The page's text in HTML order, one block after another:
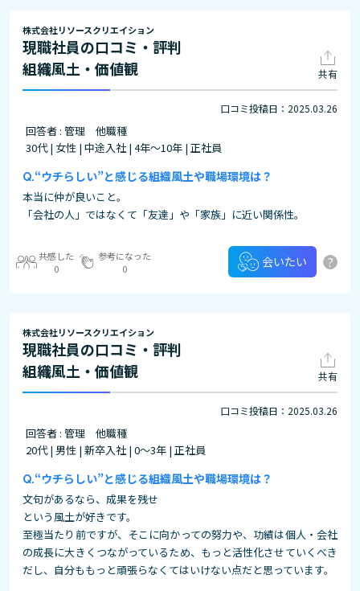
株式会社リソースクリエイション
現職社員の口コミ・評判
組織風土・価値観
共有
口コミ投稿日：2025.03.26
回答者 : 管理 他職種
30代 | 女性 | 中途入社 | 4年～10年 | 正社員
“ウチらしい”と感じる組織風土や職場環境は？
本当に仲が良いこと。
「会社の人」ではなくて「友達」や「家族」に近い関係性。
共感した
0
参考になった
0
会いたい ?
株式会社リソースクリエイション
現職社員の口コミ・評判
組織風土・価値観
共有
口コミ投稿日：2025.03.26
回答者 : 管理 他職種
20代 | 男性 | 新卒入社 | 0～3年 | 正社員
“ウチらしい”と感じる組織風土や職場環境は？
文句があるなら、成果を残せ
という風土が好きです。
至極当たり前ですが、そこに向かっての努力や、功績は個人・会社
の成長に大きくつながっているため、もっと活性化させていくべき
だし、自分ももっと頑張らなくてはいけない点だと思っています。